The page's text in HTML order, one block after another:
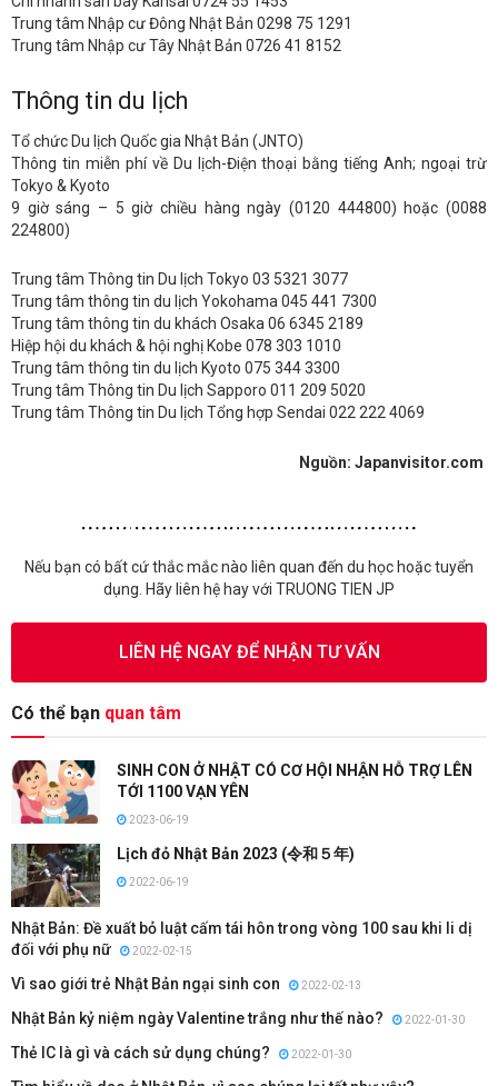
Trung tâm Nhập cư Đông Nhật Bản 0298 75 1291
Trung tâm Nhập cư Tây Nhật Bản 0726 41 8152
Thông tin du lịch
Tổ chức Du lịch Quốc gia Nhật Bản (JNTO)
Thông tin miễn phí về Du lịch-Điện thoại bằng tiếng Anh; ngoại trừ
Tokyo & Kyoto
9 giờ sáng – 5 giờ chiều hàng ngày (0120 444800) hoặc (0088
224800)
Trung tâm Thông tin Du lịch Tokyo 03 5321 3077
Trung tâm thông tin du lịch Yokohama 045 441 7300
Trung tâm thông tin du khách Osaka 06 6345 2189
Hiệp hội du khách & hội nghị Kobe 078 303 1010
Trung tâm thông tin du lịch Kyoto 075 344 3300
Trung tâm Thông tin Du lịch Sapporo 011 209 5020
Trung tâm Thông tin Du lịch Tổng hợp Sendai 022 222 4069
Nguồn: Japanvisitor.com
Nếu bạn có bất cứ thắc mắc nào liên quan đến du học hoặc tuyển
dụng. Hãy liên hệ hay với TRUONG TIEN JP
LIÊN HỆ NGAY ĐỂ NHẬN TƯ VẤN
Có thể bạn quan tâm
SINH CON Ở NHẬT CÓ CƠ HỘI NHẬN HỖ TRỢ LÊN
TỚI 1100 VẠN YÊN
2023-06-19
Lịch đỏ Nhật Bản 2023 (令和５年)
2022-06-19
Nhật Bản: Đề xuất bỏ luật cấm tái hôn trong vòng 100 sau khi li dị
đối với phụ nữ
2022-02-15
Vì sao giới trẻ Nhật Bản ngại sinh con 2022-02-13
Nhật Bản kỷ niệm ngày Valentine trắng như thế nào? 2022-01-30
Thẻ IC là gì và cách sử dụng chúng? 2022-01-30